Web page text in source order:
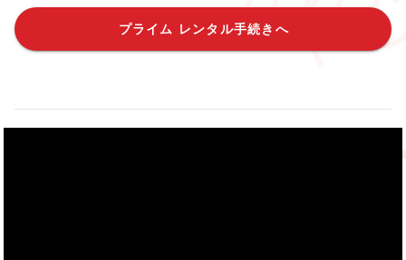
プライム レンタル手続きへ